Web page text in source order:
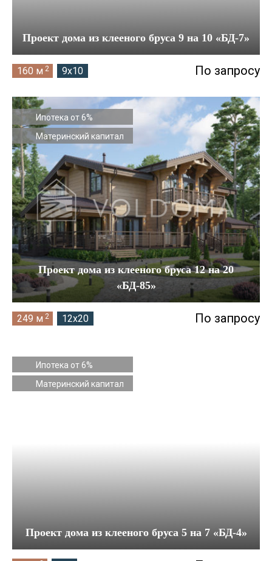
Проект дома из клееного бруса 9 на 10 «БД-7»
160 м 2 9x10 По запросу
Ипотека от 6%
Материнский капитал
Проект дома из клееного бруса 12 на 20
«БД-85»
249 м 2 12x20 По запросу
Ипотека от 6%
Материнский капитал
Проект дома из клееного бруса 5 на 7 «БД-4»